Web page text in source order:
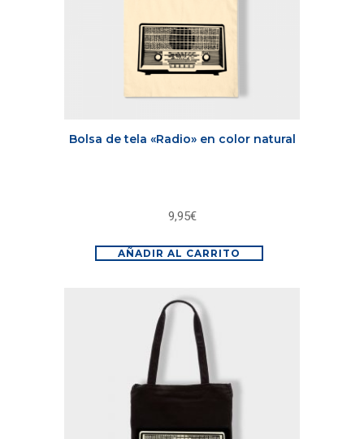
Bolsa de tela «Radio» en color natural
9,95€
AÑADIR AL CARRITO